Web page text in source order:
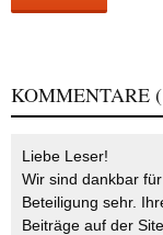
KOMMENTARE
Liebe Leser!
Wir sind dankbar
Beteiligung sehr.
Beiträge auf der